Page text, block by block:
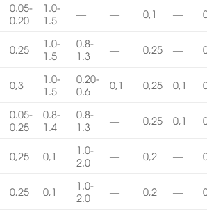
0.05-
0.20
1.0-
1.5
— — 0,1 —
0,25
1.0-
1.5
0.8-
1.3
— 0,25 —
0,3
1.0-
1.5
0.20-
0.6
0,1 0,25 0,1
0.05-
0.25
0.8-
1.4
0.8-
1.3
— 0,25 0,1
0,25 0,1
1.0-
2.0
— 0,2 —
0,25 0,1
1.0-
2.0
— 0,2 —